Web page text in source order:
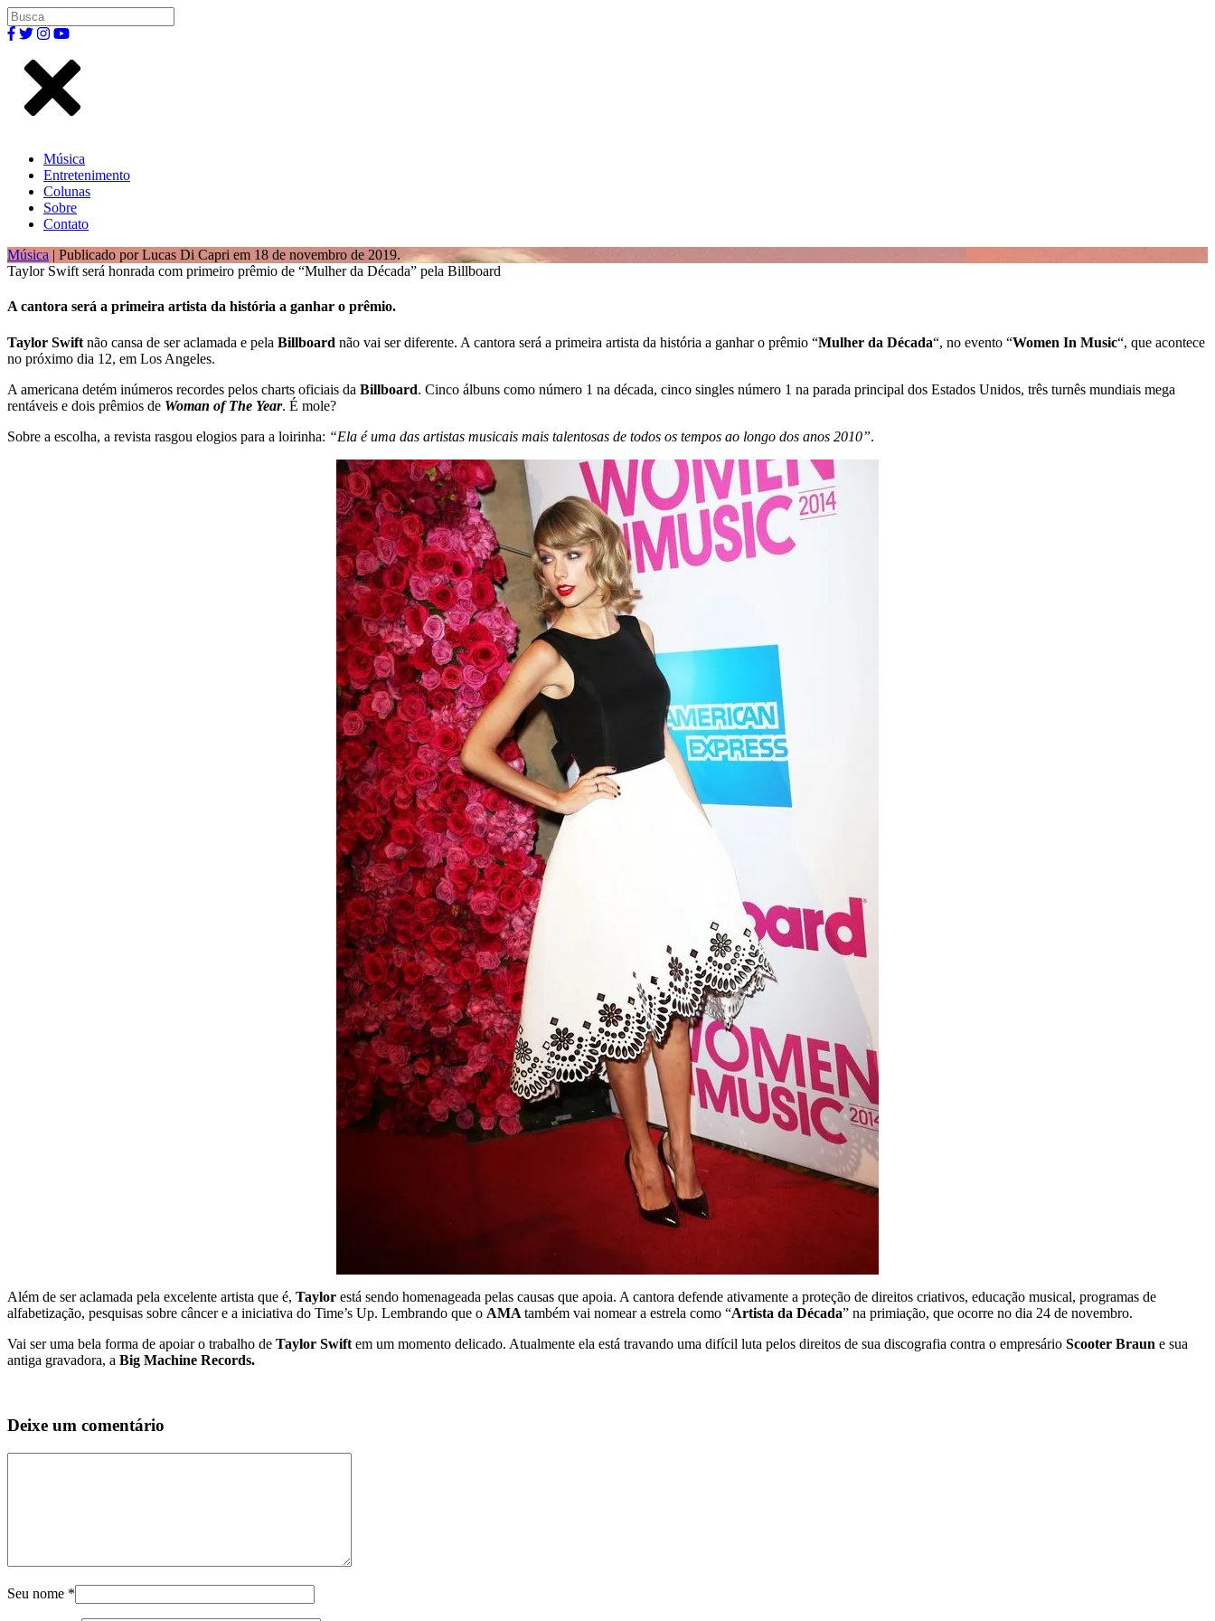
Música
Entretenimento
Colunas
Sobre
Contato
Música | Publicado por Lucas Di Capri em 18 de novembro de 2019.
Taylor Swift será honrada com primeiro prêmio de “Mulher da Década” pela Billboard
A cantora será a primeira artista da história a ganhar o prêmio.
Taylor Swift não cansa de ser aclamada e pela Billboard não vai ser diferente. A cantora será a primeira artista da história a ganhar o prêmio “Mulher da Década“, no evento “Women In Music“, que acontece
no próximo dia 12, em Los Angeles.
A americana detém inúmeros recordes pelos charts oficiais da Billboard. Cinco álbuns como número 1 na década, cinco singles número 1 na parada principal dos Estados Unidos, três turnês mundiais mega
rentáveis e dois prêmios de Woman of The Year. É mole?
Sobre a escolha, a revista rasgou elogios para a loirinha: “Ela é uma das artistas musicais mais talentosas de todos os tempos ao longo dos anos 2010”.
Além de ser aclamada pela excelente artista que é, Taylor está sendo homenageada pelas causas que apoia. A cantora defende ativamente a proteção de direitos criativos, educação musical, programas de
alfabetização, pesquisas sobre câncer e a iniciativa do Time’s Up. Lembrando que o AMA também vai nomear a estrela como “Artista da Década” na primiação, que ocorre no dia 24 de novembro.
Vai ser uma bela forma de apoiar o trabalho de Taylor Swift em um momento delicado. Atualmente ela está travando uma difícil luta pelos direitos de sua discografia contra o empresário Scooter Braun e sua
antiga gravadora, a Big Machine Records.
Deixe um comentário
Seu nome *